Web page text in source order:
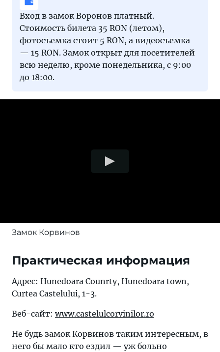
Вход в замок Воронов платный.
Стоимость билета 35 RON (летом),
фотосъемка стоит 5 RON, а видеосъемка
— 15 RON. Замок открыт для посетителей
всю неделю, кроме понедельника, с 9:00
до 18:00.
Замок Корвинов
Практическая информация
Адрес: Hunedoara Counrty, Hunedoara town,
Curtea Castelului, 1-3.
Веб-сайт: www.castelulcorvinilor.ro
Не будь замок Корвинов таким интересным, в
него бы мало кто ездил — уж больно